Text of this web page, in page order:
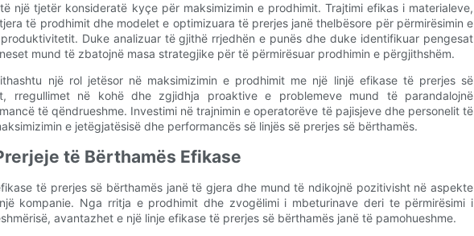
një tjetër konsideratë kyçe për maksimizimin e prodhimit. Trajtimi efikas i materialeve,
të prodhimit dhe modelet e optimizuara të prerjes janë thelbësore për përmirësimin e
Duke analizuar të gjithë rrjedhën e punës dhe duke identifikuar pengesat
mund të zbatojnë masa strategjike për të përmirësuar prodhimin e përgjithshëm.
një rol jetësor në maksimizimin e prodhimit me një linjë efikase të prerjes së
rregullimet në kohë dhe zgjidhja proaktive e problemeve mund të parandalojnë
të qëndrueshme. Investimi në trajnimin e operatorëve të pajisjeve dhe personelit të
e jetëgjatësisë dhe performancës së linjës së prerjes së bërthamës.
të Bërthamës Efikase
të prerjes së bërthamës janë të gjera dhe mund të ndikojnë pozitivisht në aspekte
kompanie. Nga rritja e prodhimit dhe zvogëlimi i mbeturinave deri te përmirësimi i
avantazhet e një linje efikase të prerjes së bërthamës janë të pamohueshme.